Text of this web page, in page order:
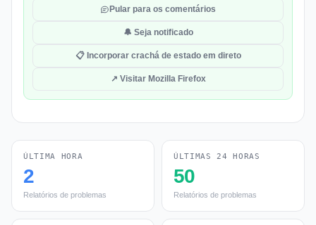
Pular para os comentários
🔔 Seja notificado
📋 Incorporar crachá de estado em direto
↗ Visitar Mozilla Firefox
ÚLTIMA HORA
2
Relatórios de problemas
ÚLTIMAS 24 HORAS
50
Relatórios de problemas